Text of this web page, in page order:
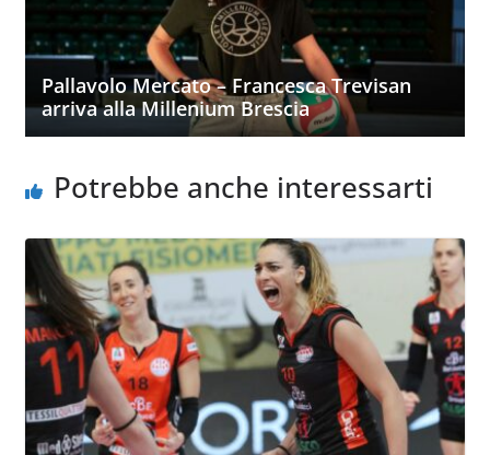
Pallavolo Mercato – Francesca Trevisan
arriva alla Millenium Brescia
Potrebbe anche interessarti